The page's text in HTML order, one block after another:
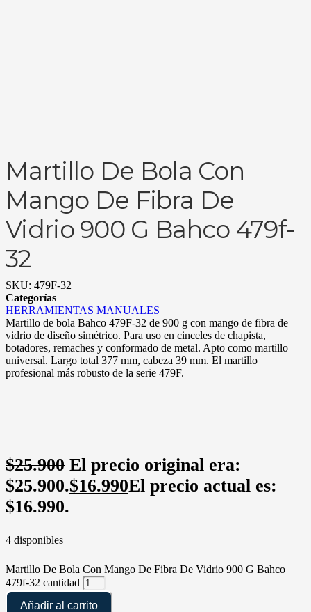
Martillo De Bola Con
Mango De Fibra De
Vidrio 900 G Bahco 479f-
32
SKU: 479F-32
Categorías
HERRAMIENTAS MANUALES
Martillo de bola Bahco 479F-32 de 900 g con mango de fibra de
vidrio de diseño simétrico. Para uso en cinceles de chapista,
botadores, remaches y conformado de metal. Apto como martillo
universal. Largo total 377 mm, cabeza 39 mm. El martillo
profesional más robusto de la serie 479F.
$25.900 El precio original era:
$25.900.$16.990El precio actual es:
$16.990.
4 disponibles
Martillo De Bola Con Mango De Fibra De Vidrio 900 G Bahco
479f-32 cantidad
Añadir al carrito